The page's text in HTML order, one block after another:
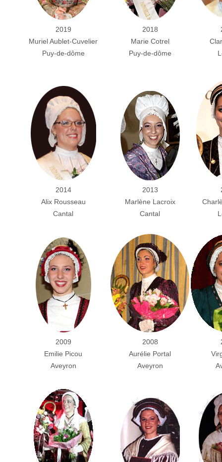
2019
Muriel Aublet-Cuvelier
Puy-de-dôme
2018
Marie Cotrel
Puy-de-dôme
2014
Alix Rousseau
Cantal
2013
Marlène Lacroix
Cantal
2009
Emilie Picou
Aveyron
2008
Aurélie Portal
Aveyron